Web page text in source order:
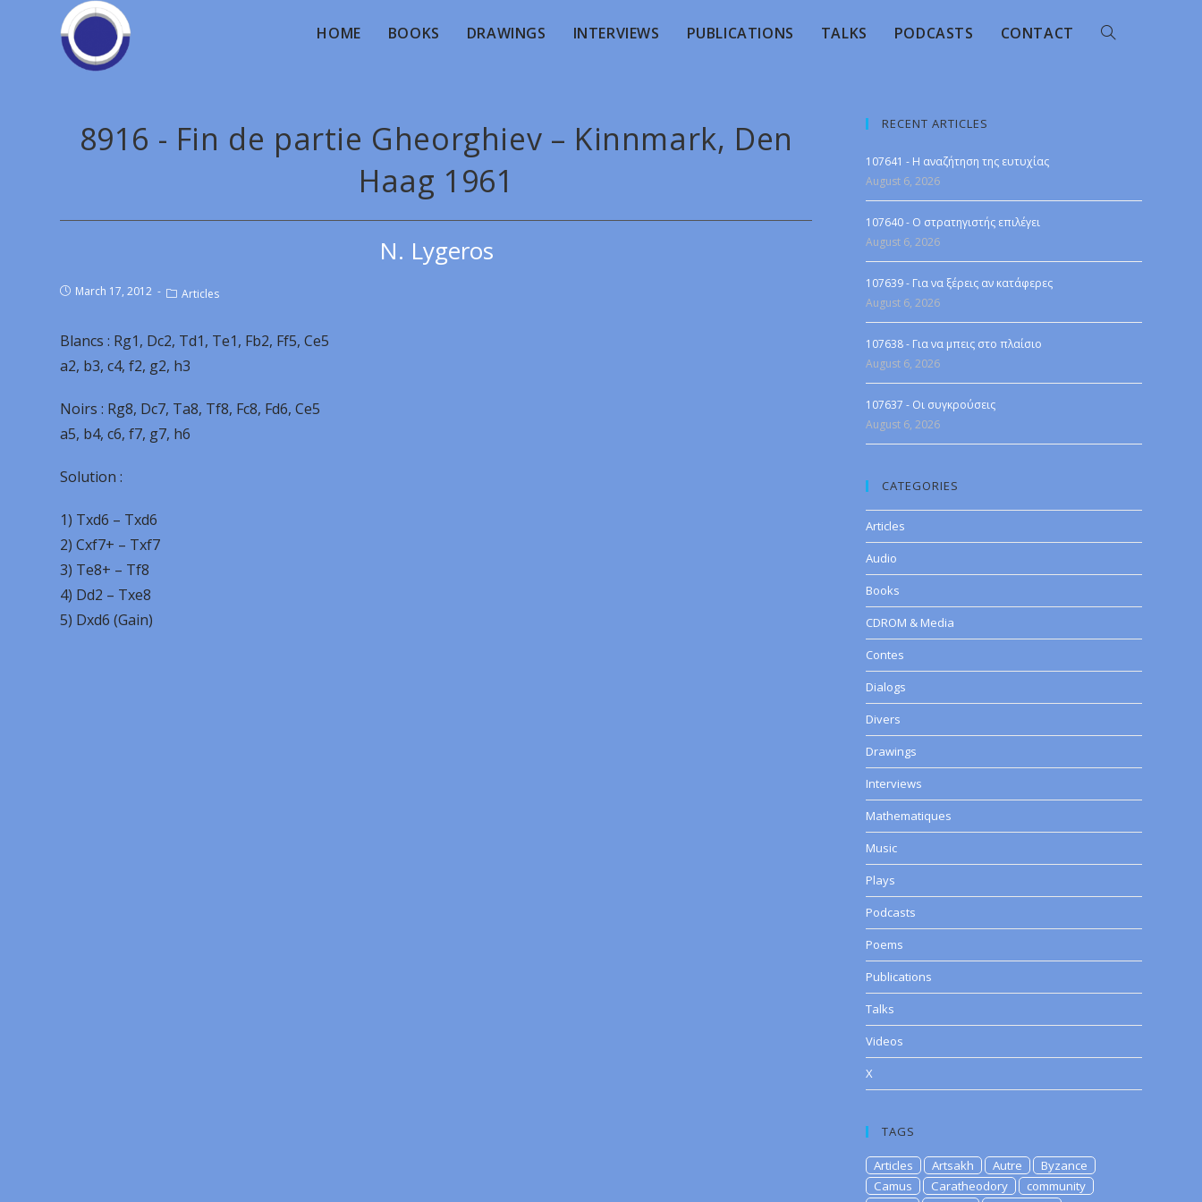
HOME BOOKS DRAWINGS INTERVIEWS PUBLICATIONS TALKS PODCASTS CONTACT
8916 - Fin de partie Gheorghiev – Kinnmark, Den
Haag 1961
N. Lygeros
March 17, 2012 Articles
Blancs : Rg1, Dc2, Td1, Te1, Fb2, Ff5, Ce5
a2, b3, c4, f2, g2, h3
Noirs : Rg8, Dc7, Ta8, Tf8, Fc8, Fd6, Ce5
a5, b4, c6, f7, g7, h6
Solution :
1) Txd6 – Txd6
2) Cxf7+ – Txf7
3) Te8+ – Tf8
4) Dd2 – Txe8
5) Dxd6 (Gain)
RECENT ARTICLES
107641 - Η αναζήτηση της ευτυχίας
August 6, 2026
107640 - Ο στρατηγιστής επιλέγει
August 6, 2026
107639 - Για να ξέρεις αν κατάφερες
August 6, 2026
107638 - Για να μπεις στο πλαίσιο
August 6, 2026
107637 - Οι συγκρούσεις
August 6, 2026
CATEGORIES
Articles
Audio
Books
CDROM & Media
Contes
Dialogs
Divers
Drawings
Interviews
Mathematiques
Music
Plays
Podcasts
Poems
Publications
Talks
Videos
X
TAGS
Articles Artsakh Autre
Byzance
Camus
Caratheodory
community